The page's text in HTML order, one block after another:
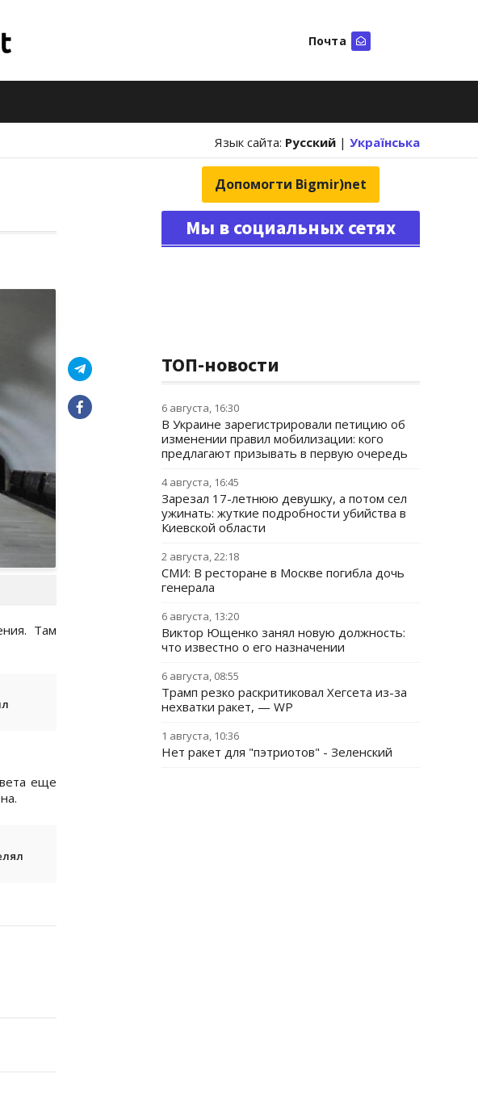
Почта
Язык сайта: Русский | Українська
Там
еще
Допомогти Bigmir)net
Мы в социальных сетях
ТОП-новости
6 августа, 16:30
В Украине зарегистрировали петицию об
изменении правил мобилизации: кого
предлагают призывать в первую очередь
4 августа, 16:45
Зарезал 17-летнюю девушку, а потом сел
ужинать: жуткие подробности убийства в
Киевской области
2 августа, 22:18
СМИ: В ресторане в Москве погибла дочь
генерала
6 августа, 13:20
Виктор Ющенко занял новую должность:
что известно о его назначении
6 августа, 08:55
Трамп резко раскритиковал Хегсета из-за
нехватки ракет, — WP
1 августа, 10:36
Нет ракет для "пэтриотов" - Зеленский